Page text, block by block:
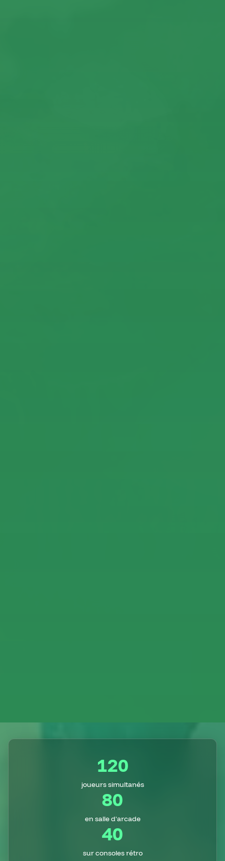
120
joueurs simultanés
80
en salle d'arcade
40
sur consoles rétro